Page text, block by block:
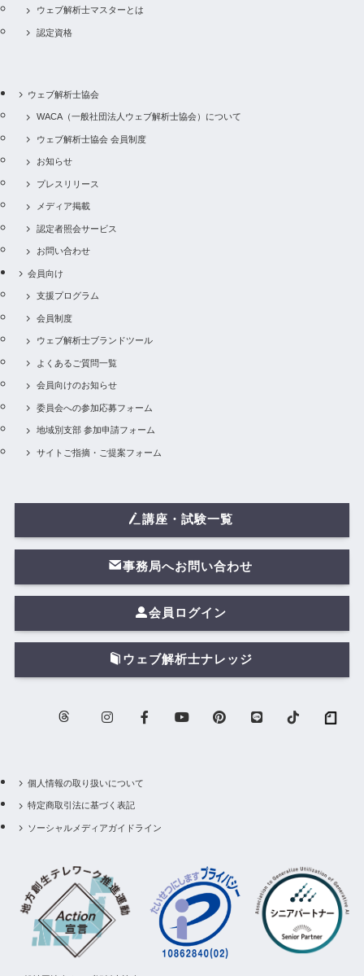
ウェブ解析士マスターとは
認定資格
ウェブ解析士協会
WACA（一般社団法人ウェブ解析士協会）について
ウェブ解析士協会 会員制度
お知らせ
プレスリリース
メディア掲載
認定者照会サービス
お問い合わせ
会員向け
支援プログラム
会員制度
ウェブ解析士ブランドツール
よくあるご質問一覧
会員向けのお知らせ
委員会への参加応募フォーム
地域別支部 参加申請フォーム
サイトご指摘・ご提案フォーム
講座・試験一覧
事務局へお問い合わせ
会員ログイン
ウェブ解析士ナレッジ
個人情報の取り扱いについて
特定商取引法に基づく表記
ソーシャルメディアガイドライン